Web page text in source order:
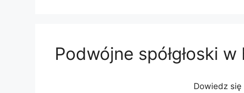
Podwójne spółgłoski
Dowiedz się